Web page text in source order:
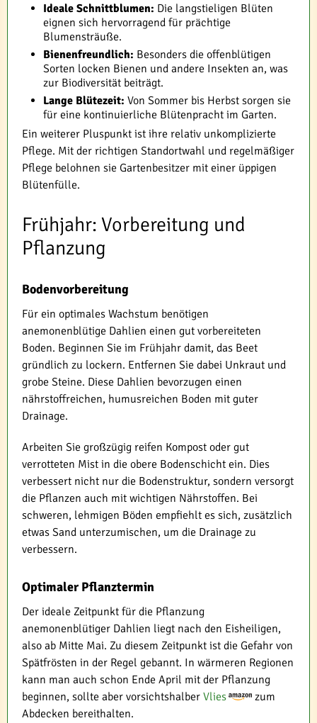
Ideale Schnittblumen: Die langstieligen Blüten
eignen sich hervorragend für prächtige
Blumensträuße.
Bienenfreundlich: Besonders die offenblütigen
Sorten locken Bienen und andere Insekten an, was
zur Biodiversität beiträgt.
Lange Blütezeit: Von Sommer bis Herbst sorgen sie
für eine kontinuierliche Blütenpracht im Garten.
Ein weiterer Pluspunkt ist ihre relativ unkomplizierte
Pflege. Mit der richtigen Standortwahl und regelmäßiger
Pflege belohnen sie Gartenbesitzer mit einer üppigen
Blütenfülle.
Frühjahr: Vorbereitung und
Pflanzung
Bodenvorbereitung
Für ein optimales Wachstum benötigen
anemonenblütige Dahlien einen gut vorbereiteten
Boden. Beginnen Sie im Frühjahr damit, das Beet
gründlich zu lockern. Entfernen Sie dabei Unkraut und
grobe Steine. Diese Dahlien bevorzugen einen
nährstoffreichen, humusreichen Boden mit guter
Drainage.
Arbeiten Sie großzügig reifen Kompost oder gut
verrotteten Mist in die obere Bodenschicht ein. Dies
verbessert nicht nur die Bodenstruktur, sondern versorgt
die Pflanzen auch mit wichtigen Nährstoffen. Bei
schweren, lehmigen Böden empfiehlt es sich, zusätzlich
etwas Sand unterzumischen, um die Drainage zu
verbessern.
Optimaler Pflanztermin
Der ideale Zeitpunkt für die Pflanzung
anemonenblütiger Dahlien liegt nach den Eisheiligen,
also ab Mitte Mai. Zu diesem Zeitpunkt ist die Gefahr von
Spätfrösten in der Regel gebannt. In wärmeren Regionen
kann man auch schon Ende April mit der Pflanzung
beginnen, sollte aber vorsichtshalber Vlies
zum
Abdecken bereithalten.